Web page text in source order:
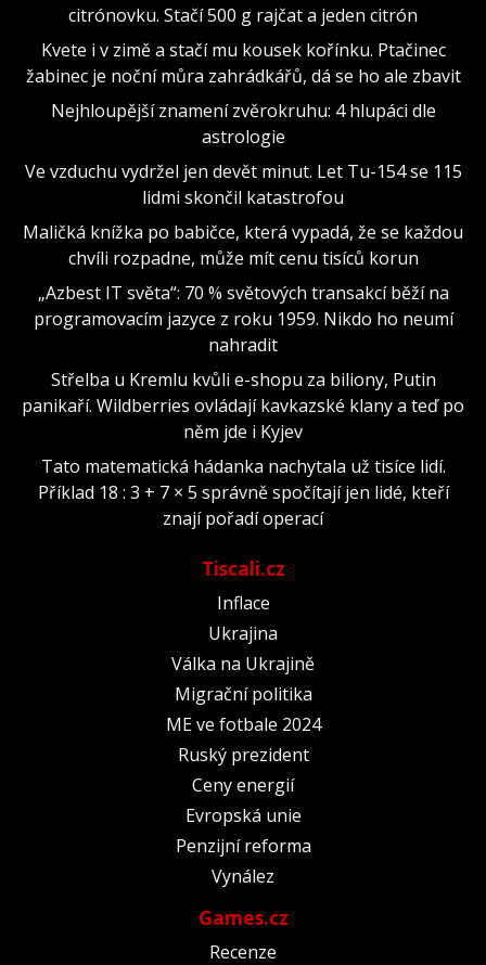
citrónovku. Stačí 500 g rajčat a jeden citrón
Kvete i v zimě a stačí mu kousek kořínku. Ptačinec
žabinec je noční můra zahrádkářů, dá se ho ale zbavit
Nejhloupější znamení zvěrokruhu: 4 hlupáci dle
astrologie
Ve vzduchu vydržel jen devět minut. Let Tu-154 se 115
lidmi skončil katastrofou
Maličká knížka po babičce, která vypadá, že se každou
chvíli rozpadne, může mít cenu tisíců korun
„Azbest IT světa“: 70 % světových transakcí běží na
programovacím jazyce z roku 1959. Nikdo ho neumí
nahradit
Střelba u Kremlu kvůli e-shopu za biliony, Putin
panikaří. Wildberries ovládají kavkazské klany a teď po
něm jde i Kyjev
Tato matematická hádanka nachytala už tisíce lidí.
Příklad 18 : 3 + 7 × 5 správně spočítají jen lidé, kteří
znají pořadí operací
Tiscali.cz
Inflace
Ukrajina
Válka na Ukrajině
Migrační politika
ME ve fotbale 2024
Ruský prezident
Ceny energií
Evropská unie
Penzijní reforma
Vynález
Games.cz
Recenze